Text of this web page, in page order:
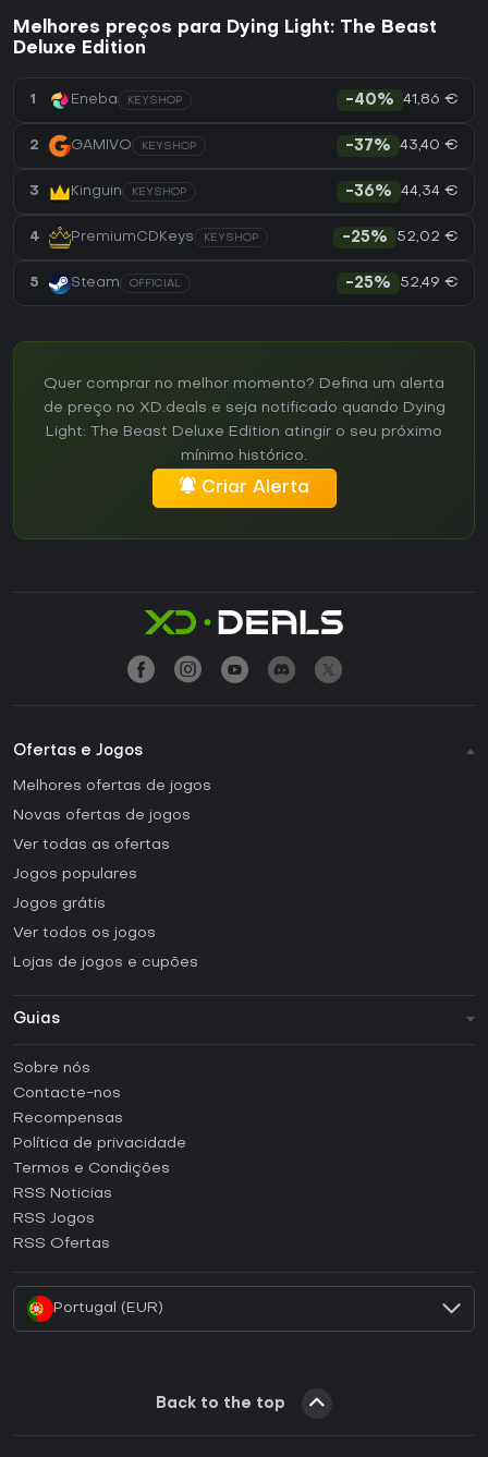
Melhores preços para Dying Light: The Beast
Deluxe Edition
1 Eneba KEYSHOP -40% 41,86 €
2 GAMIVO KEYSHOP -37% 43,40 €
3 Kinguin KEYSHOP -36% 44,34 €
4 PremiumCDKeys KEYSHOP -25% 52,02 €
5 Steam OFFICIAL -25% 52,49 €
Quer comprar no melhor momento? Defina um alerta
de preço no XD.deals e seja notificado quando Dying
Light: The Beast Deluxe Edition atingir o seu próximo
mínimo histórico.
Criar Alerta
Ofertas e Jogos
Melhores ofertas de jogos
Novas ofertas de jogos
Ver todas as ofertas
Jogos populares
Jogos grátis
Ver todos os jogos
Lojas de jogos e cupões
Guias
Como ativar uma CD Key Steam?
Como ativar uma CD Key Epic Games?
Como ativar uma CD Key GOG?
Como ativar uma CD Key Ubisoft Connect?
Como ativar uma CD Key EA App?
Sobre nós
Contacte-nos
Recompensas
Política de privacidade
Termos e Condições
RSS Noticias
RSS Jogos
RSS Ofertas
Portugal (EUR)
Back to the top